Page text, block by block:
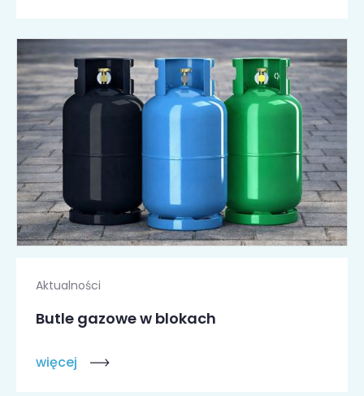
Aktualności
Butle gazowe w blokach
więcej